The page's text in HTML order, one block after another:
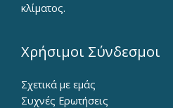
κλίματος.
Χρήσιμοι Σύνδεσμοι
Σχετικά με εμάς
Συχνές Ερωτήσεις